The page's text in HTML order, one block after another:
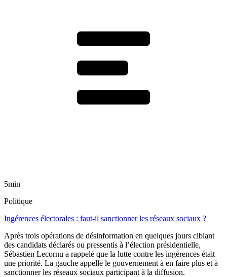
5min
Politique
Ingérences électorales : faut-il sanctionner les réseaux sociaux ?
Après trois opérations de désinformation en quelques jours ciblant
des candidats déclarés ou pressentis à l’élection présidentielle,
Sébastien Lecornu a rappelé que la lutte contre les ingérences était
une priorité. La gauche appelle le gouvernement à en faire plus et à
sanctionner les réseaux sociaux participant à la diffusion.